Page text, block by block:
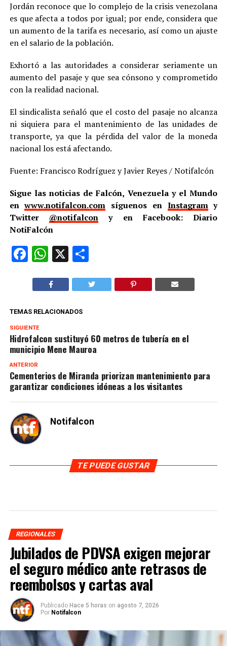
Jordán reconoce que lo complejo de la crisis venezolana
es que afecta a todos por igual; por ende, considera que
un aumento de la tarifa es necesario, así como un ajuste
en el salario de la población.
Exhortó a las autoridades a considerar seriamente un
aumento del pasaje y que sea cónsono y comprometido
con la realidad nacional.
El sindicalista señaló que el costo del pasaje no alcanza
ni siquiera para el mantenimiento de las unidades de
transporte, ya que la pérdida del valor de la moneda
nacional los está afectando.
Fuente: Francisco Rodríguez y Javier Reyes / Notifalcón
Sigue las noticias de Falcón, Venezuela y el Mundo
enwww.notifalcon.com síguenos en Instagramy
Twitter @notifalcon y en Facebook: Diario
NotiFalcón
Facebook
WhatsApp
X Compartir
TEMAS RELACIONADOS
SIGUIENTE
Hidrofalcon sustituyó 60 metros de tubería en el
municipio Mene Mauroa
ANTERIOR
Cementerios de Miranda priorizan mantenimiento para
garantizar condiciones idóneas a los visitantes
Notifalcon
TE PUEDE GUSTAR
REGIONALES
Jubilados de PDVSA exigen mejorar
el seguro médico ante retrasos de
reembolsos y cartas aval
Publicado Hace 5 horas on agosto 7, 2026
Por Notifalcon